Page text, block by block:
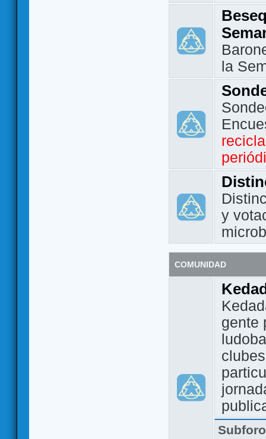
la
y
COMUNIDAD
gente